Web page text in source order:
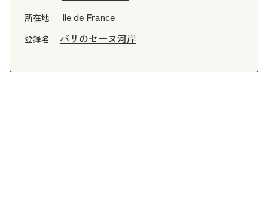
所在地 : Ile de France
登録名 : パリのセーヌ河岸